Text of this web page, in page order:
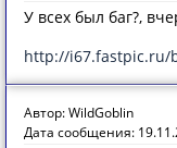
У всех был баг?,
http://i67.fastpic.ru/
Автор: WildGoblin
Дата сообщения: